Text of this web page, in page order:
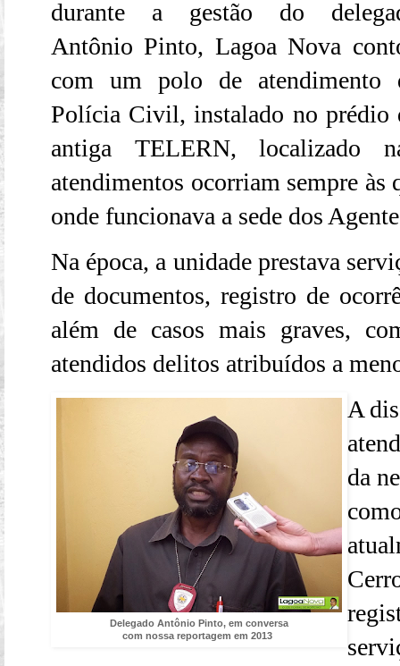
durante a gestão do
Antônio Pinto, Lagoa Nova
com um polo de atendimento
Polícia Civil, instalado no prédio
antiga TELERN, localizado
atendimentos ocorriam sempre às
onde funcionava a sede dos
Na época, a unidade prestava
de documentos, registro de
além de casos mais graves,
atendidos delitos atribuídos a
Delegado Antônio Pinto, em conversa
com nossa reportagem em 2013
A
da